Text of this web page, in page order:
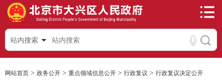
站内搜索
网站首页 > 政务公开 > 重点领域信息公开 > 行政复议 > 行政复议决定公开